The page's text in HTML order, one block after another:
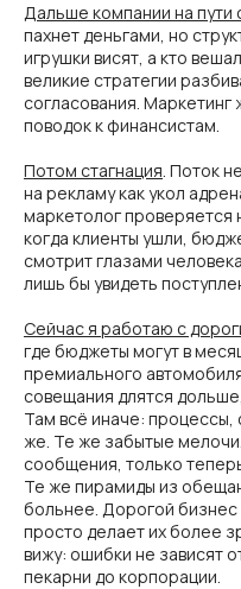
Дальше компании на пути
пахнет деньгами, но
игрушки висят, а кто
великие стратегии
согласования. Маркетинг
поводок к финансистам.
Потом стагнация. Поток
на рекламу как укол
маркетолог проверяется
когда клиенты ушли,
смотрит глазами
лишь бы увидеть
Сейчас я работаю с
где бюджеты могут в
премиального
совещания длятся
Там всё иначе:
же. Те же забытые
сообщения, только
Те же пирамиды из
больнее. Дорогой бизнес
просто делает их более
вижу: ошибки не зависят
пекарни до корпорации.